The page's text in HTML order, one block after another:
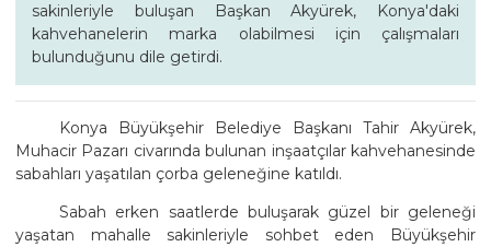
sakinleriyle buluşan Başkan Akyürek, Konya'daki
kahvehanelerin marka olabilmesi için çalışmaları
bulunduğunu dile getirdi.
Konya Büyükşehir Belediye Başkanı Tahir Akyürek,
Muhacir Pazarı civarında bulunan inşaatçılar kahvehanesinde
sabahları yaşatılan çorba geleneğine katıldı.
Sabah erken saatlerde buluşarak güzel bir geleneği
yaşatan mahalle sakinleriyle sohbet eden Büyükşehir